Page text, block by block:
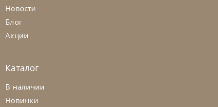
Samoa
Диван Spin
Новости
Блог
Акции
Каталог
В наличии
Новинки